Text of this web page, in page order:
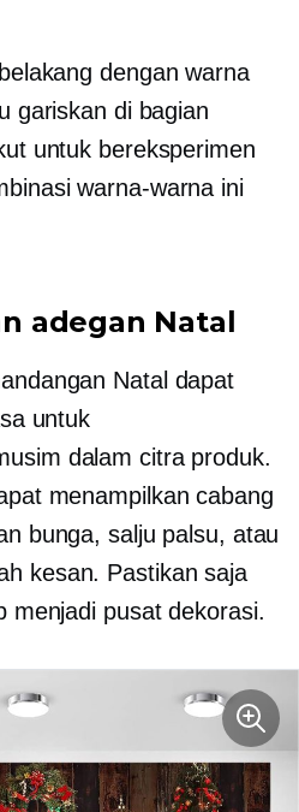
dengan warna
gariskan di bagian
untuk bereksperimen
warna-warna ini
adegan Natal
Natal dapat
untuk
dalam citra produk.
menampilkan cabang
bunga, salju palsu, atau
kesan. Pastikan saja
menjadi pusat dekorasi.